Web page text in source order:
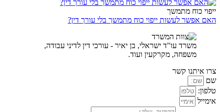
ייפוי כוח מתמשך
האם אפשר לעשות ייפוי כוח מתמשך בלי עורך דין?
משרד עו"ד ישראלי, בן יאיר - עורכי דין לדיני עבודה,
משפחה, מקרקעין ועוד.
צרו איתנו קשר
שם
טלפון:
אימייל